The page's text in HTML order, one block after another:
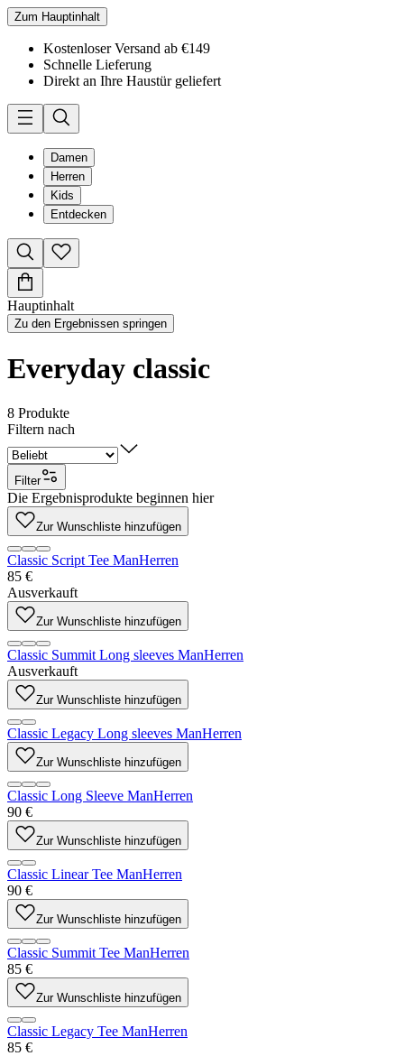
Zum Hauptinhalt
Kostenloser Versand ab €149
Schnelle Lieferung
Direkt an Ihre Haustür geliefert
Damen
Herren
Kids
Entdecken
Hauptinhalt
Zu den Ergebnissen springen
Everyday classic
8 Produkte
Filtern nach
Filter
Die Ergebnisprodukte beginnen hier
Zur Wunschliste hinzufügen
Classic Script Tee ManHerren
85 €
Ausverkauft
Zur Wunschliste hinzufügen
Classic Summit Long sleeves ManHerren
Ausverkauft
Zur Wunschliste hinzufügen
Classic Legacy Long sleeves ManHerren
Zur Wunschliste hinzufügen
Classic Long Sleeve ManHerren
90 €
Zur Wunschliste hinzufügen
Classic Linear Tee ManHerren
90 €
Zur Wunschliste hinzufügen
Classic Summit Tee ManHerren
85 €
Zur Wunschliste hinzufügen
Classic Legacy Tee ManHerren
85 €